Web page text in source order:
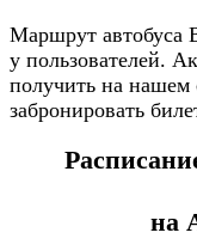
Маршрут автобуса
у пользователей.
получить на нашем
забронировать
на